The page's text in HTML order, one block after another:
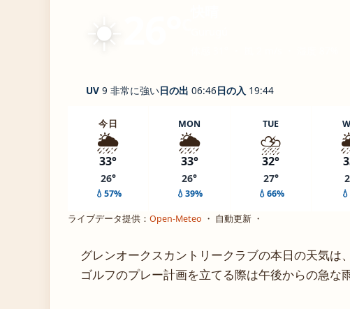
☀️
UV 9 非常に強い日の出 06:46日の入 19:44
今日
🌦️
33°
26°
💧57%
MON
🌦️
33°
26°
💧39%
TUE
⛈️
32°
27°
💧66%
ライブデータ提供： Open-Meteo ・ 自動更新 ・
グレンオークスカントリークラブの本日の天気は
ゴルフのプレー計画を立てる際は午後からの急な